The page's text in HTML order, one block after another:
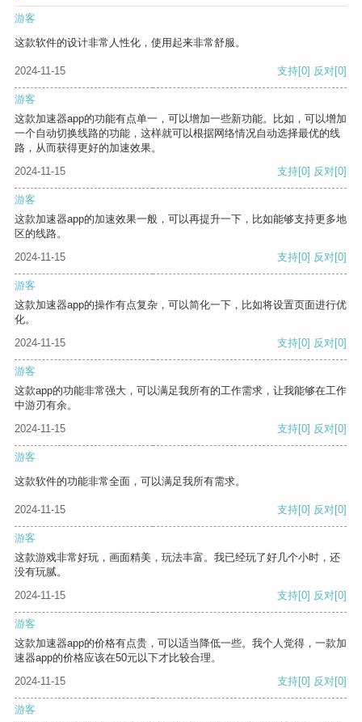
游客
这款软件的设计非常人性化，使用起来非常舒服。
2024-11-15 支持[0] 反对[0]
游客
这款加速器app的功能有点单一，可以增加一些新功能。比如，可以增加
一个自动切换线路的功能，这样就可以根据网络情况自动选择最优的线
路，从而获得更好的加速效果。
2024-11-15
支持[0] 反对[0]
游客
这款加速器app的加速效果一般，可以再提升一下，比如能够支持更多地
区的线路。
2024-11-15
支持[0] 反对[0]
游客
这款加速器app的操作有点复杂，可以简化一下，比如将设置页面进行优
化。
2024-11-15
支持[0] 反对[0]
游客
这款app的功能非常强大，可以满足我所有的工作需求，让我能够在工作
中游刃有余。
2024-11-15
支持[0] 反对[0]
游客
这款软件的功能非常全面，可以满足我所有需求。
2024-11-15 支持[0] 反对[0]
游客
这款游戏非常好玩，画面精美，玩法丰富。我已经玩了好几个小时，还
没有玩腻。
2024-11-15
支持[0] 反对[0]
游客
这款加速器app的价格有点贵，可以适当降低一些。我个人觉得，一款加
速器app的价格应该在50元以下才比较合理。
2024-11-15
支持[0] 反对[0]
游客